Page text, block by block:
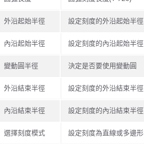
外沿起始半徑 設定刻度的外沿起始半徑
內沿起始半徑 設定刻度的內沿起始半徑
變動圓半徑 決定是否要使用變動圓
外沿結束半徑 設定刻度的外沿結束半徑
內沿結束半徑 設定刻度的內沿結束半徑
選擇刻度模式 設定刻度為直線或多邊形